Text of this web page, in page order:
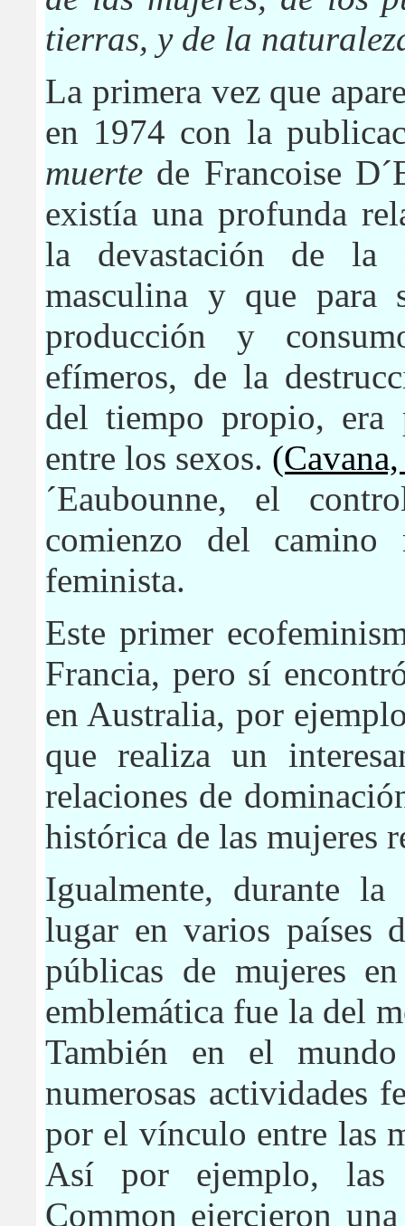
tierras, y de la
La primera vez que
en 1974 con la
muerte de Francoise
existía una profunda
la devastación de la
masculina y que para
produccióny
efímeros, de la
del tiempo propio, era
entre los sexos.
´Eaubounne, el
comienzo del camino
feminista.
Este primer
Francia, pero sí
en Australia, por
que realiza un
relaciones de
histórica de las mujeres
Igualmente, durante
lugar en varios países
públicas de mujeres
emblemática fue la del
También en el mundo
numerosas actividades
por el vínculo entre las
Así por ejemplo, las
Common ejercieron